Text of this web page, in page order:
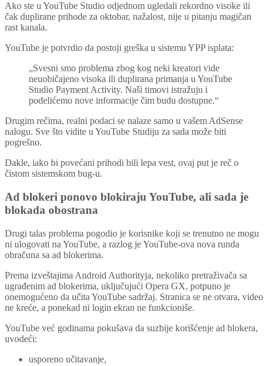
Ako ste u YouTube Studio odjednom ugledali rekordno visoke ili
čak duplirane prihode za oktobar, nažalost, nije u pitanju magičan
rast kanala.
YouTube je potvrdio da postoji greška u sistemu YPP isplata:
„Svesni smo problema zbog kog neki kreatori vide
neuobičajeno visoka ili duplirana primanja u YouTube
Studio Payment Activity. Naši timovi istražuju i
podelićemo nove informacije čim budu dostupne.“
Drugim rečima, realni podaci se nalaze samo u vašem AdSense
nalogu. Sve što vidite u YouTube Studiju za sada može biti
pogrešno.
Dakle, iako bi povećani prihodi bili lepa vest, ovaj put je reč o
čistom sistemskom bug-u.
Ad blokeri ponovo blokiraju YouTube, ali sada je
blokada obostrana
Drugi talas problema pogodio je korisnike koji se trenutno ne mogu
ni ulogovati na YouTube, a razlog je YouTube-ova nova runda
obračuna sa ad blokerima.
Prema izveštajima Android Authorityja, nekoliko pretraživača sa
ugrađenim ad blokerima, uključujući Opera GX, potpuno je
onemogućeno da učita YouTube sadržaj. Stranica se ne otvara, video
ne kreće, a ponekad ni login ekran ne funkcioniše.
YouTube već godinama pokušava da suzbije korišćenje ad blokera,
uvodeći:
usporeno učitavanje,